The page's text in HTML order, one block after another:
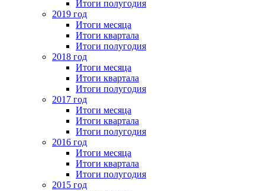
Итоги полугодия
2019 год
Итоги месяца
Итоги квартала
Итоги полугодия
2018 год
Итоги месяца
Итоги квартала
Итоги полугодия
2017 год
Итоги месяца
Итоги квартала
Итоги полугодия
2016 год
Итоги месяца
Итоги квартала
Итоги полугодия
2015 год